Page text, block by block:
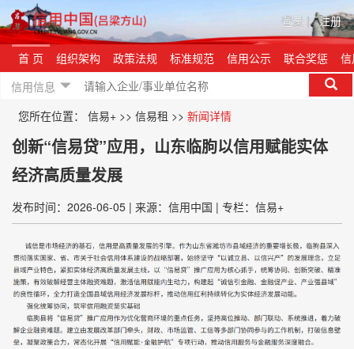
登录 | 注册
首 页 组织架构 政策法规 标准规范 信用公示 联合奖惩
信用信息
您所在位置： 信易+ >> 信易租 >> 新闻详情
创新“信易贷”应用，山东临朐以信用赋能实体
经济高质量发展
发布时间：2026-06-05 | 来源：信用中国 | 专栏：信易+